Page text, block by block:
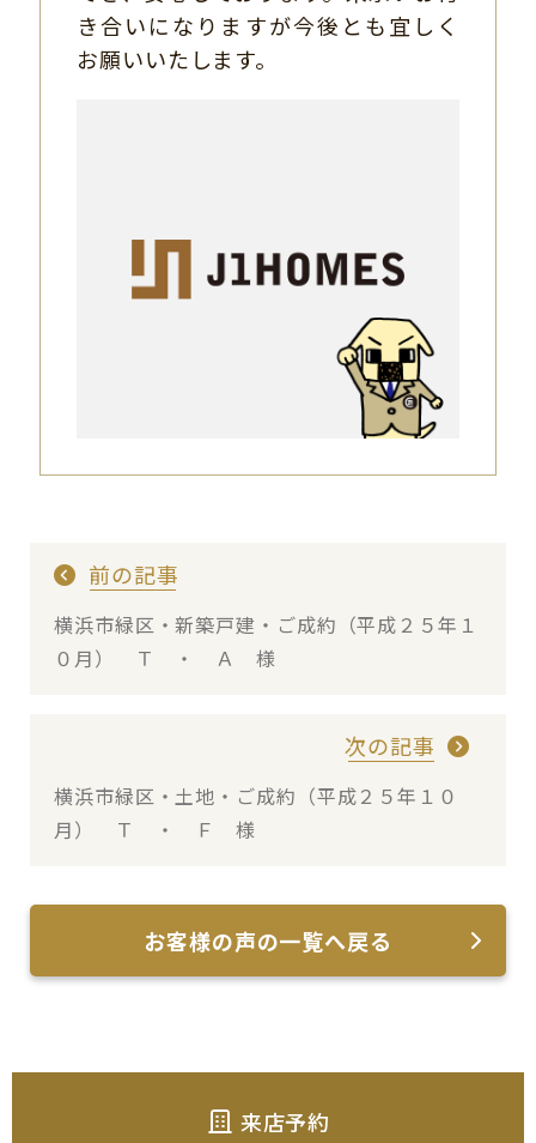
き合いになりますが今後とも宜しく
お願いいたします。
前の記事
横浜市緑区・新築戸建・ご成約（平成２５年１
０月） Ｔ ・ Ａ 様
次の記事
横浜市緑区・土地・ご成約（平成２５年１０
月） Ｔ ・ Ｆ 様
お客様の声の一覧へ戻る
来店予約